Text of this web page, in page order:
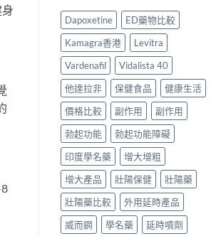
中
法
用
量
完
整
教
學〉
中
用
家
真
實
服
用
經
驗
與
安
全
購
買
指
南〉
中
評
價：
香
港
用
家
真
實
服
用
報
告
與
正
貨
購
買
指
南〉
Dapoxetine
ED藥物比較
Kamagra香港
Levitra
Vardenafil
Vidalista 40
他達拉非
保健食品
健康生活
價格比較
副作用
副作用
勃起功能
勃起功能障礙
印度學名藥
增大增粗
增大產品
壯陽保健
壯陽藥
壯陽藥比較
外用延時產品
威而鋼
學名藥
延時噴劑